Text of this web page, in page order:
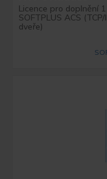
Licence pro doplnění
SOFTPLUS ACS
dveře)